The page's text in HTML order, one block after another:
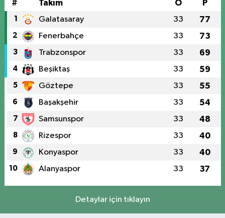
# Takım O P
1 Galatasaray 33 77
2 Fenerbahçe 33 73
3 Trabzonspor 33 69
4 Beşiktaş 33 59
5 Göztepe 33 55
6 Başakşehir 33 54
7 Samsunspor 33 48
8 Rizespor 33 40
9 Konyaspor 33 40
10 Alanyaspor 33 37
Detaylar için tıklayın